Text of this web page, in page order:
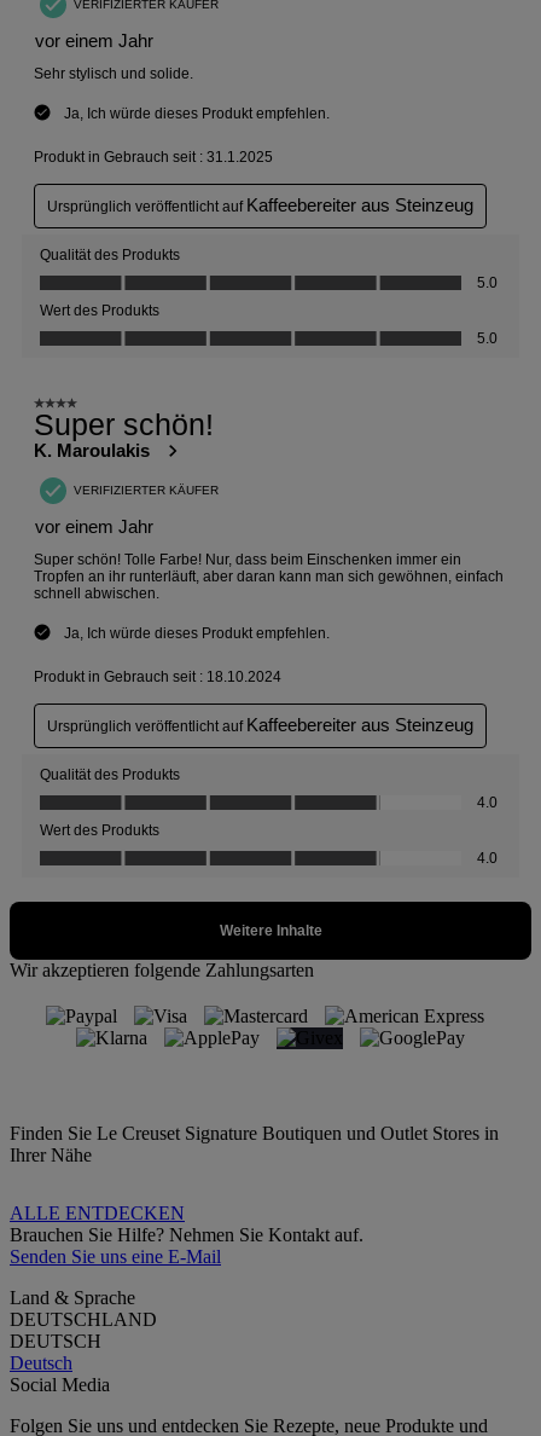
Wir akzeptieren folgende Zahlungsarten
Finden Sie Le Creuset Signature Boutiquen und Outlet Stores in
Ihrer Nähe
ALLE ENTDECKEN
Brauchen Sie Hilfe? Nehmen Sie Kontakt auf.
Senden Sie uns eine E-Mail
Land & Sprache
DEUTSCHLAND
DEUTSCH
Deutsch
Social Media
Folgen Sie uns und entdecken Sie Rezepte, neue Produkte und